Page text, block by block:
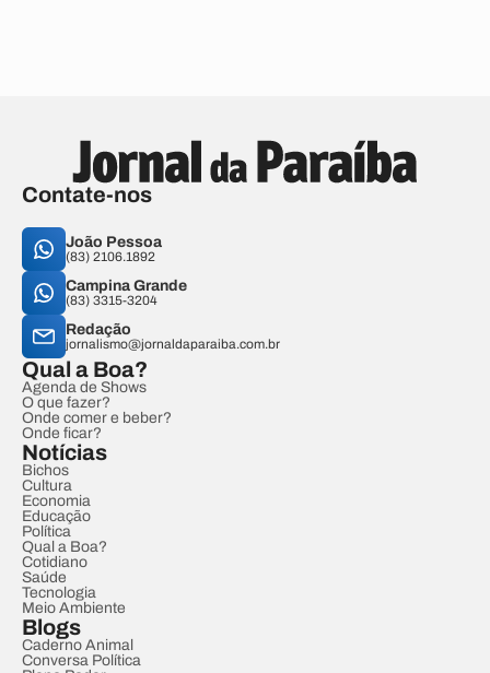
Contate-nos
João Pessoa
(83) 2106.1892
Campina Grande
(83) 3315-3204
Redação
jornalismo@jornaldaparaiba.com.br
Qual a Boa?
Agenda de Shows
O que fazer?
Onde comer e beber?
Onde ficar?
Notícias
Bichos
Cultura
Economia
Educação
Política
Qual a Boa?
Cotidiano
Saúde
Tecnologia
Meio Ambiente
Blogs
Caderno Animal
Conversa Política